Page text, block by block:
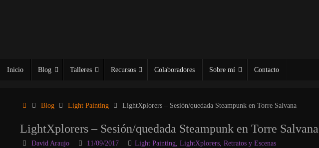
Inicio Blog Talleres Recursos Colaboradores Sobre mí Contacto
InicioBlog Light Painting LightXplorers – Sesión/quedada Steampunk en Torre Salvana
LightXplorers – Sesión/quedada Steampunk en Torre Salvana
David Araujo 11/09/2017 Light Painting, LightXplorers, Retratos y Escenas